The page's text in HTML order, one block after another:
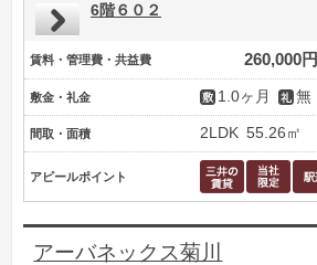
6階６０２
賃料・管理費・共益費 260,000円
敷金・礼金 1.0ヶ月 無
間取・面積 2LDK 55.26㎡
アピールポイント
アーバネックス菊川